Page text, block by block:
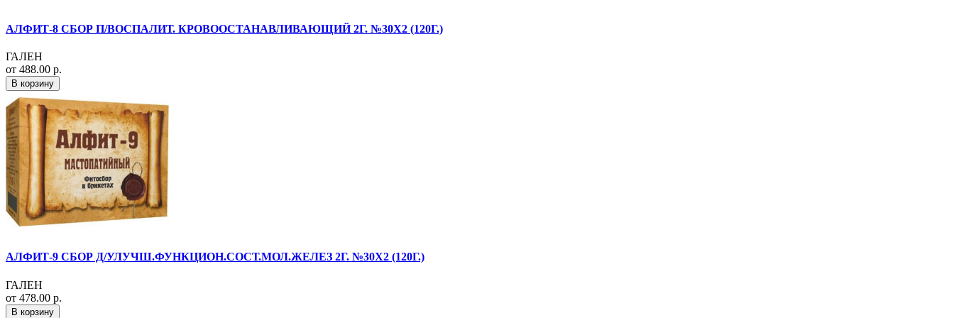
АЛФИТ-8 СБОР П/ВОСПАЛИТ. КРОВООСТАНАВЛИВАЮЩИЙ 2Г. №30Х2 (120Г.)
ГАЛЕН
от 488.00 р.
В корзину
АЛФИТ-9 СБОР Д/УЛУЧШ.ФУНКЦИОН.СОСТ.МОЛ.ЖЕЛЕЗ 2Г. №30Х2 (120Г.)
ГАЛЕН
от 478.00 р.
В корзину